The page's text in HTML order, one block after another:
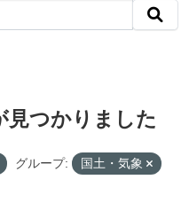
見つかりました
グループ:
国土・気象